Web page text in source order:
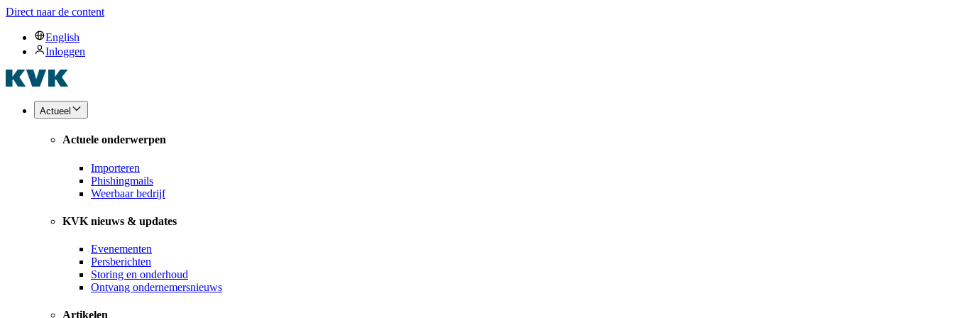
Direct naar de content
English
Inloggen
Actueel
Actuele onderwerpen
Importeren
Phishingmails
Weerbaar bedrijf
KVK nieuws & updates
Evenementen
Persberichten
Storing en onderhoud
Ontvang ondernemersnieuws
Artikelen